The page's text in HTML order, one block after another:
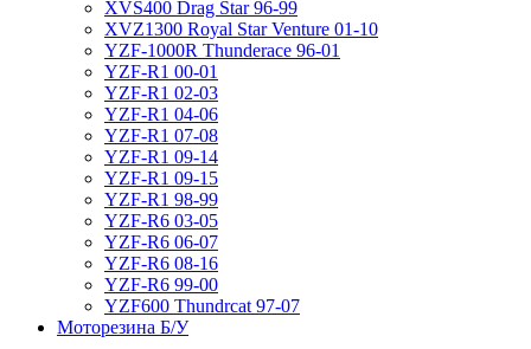
XVS400 Drag Star 96-99
XVZ1300 Royal Star Venture 01-10
YZF-1000R Thunderace 96-01
YZF-R1 00-01
YZF-R1 02-03
YZF-R1 04-06
YZF-R1 07-08
YZF-R1 09-14
YZF-R1 09-15
YZF-R1 98-99
YZF-R6 03-05
YZF-R6 06-07
YZF-R6 08-16
YZF-R6 99-00
YZF600 Thundrcat 97-07
Моторезина Б/У